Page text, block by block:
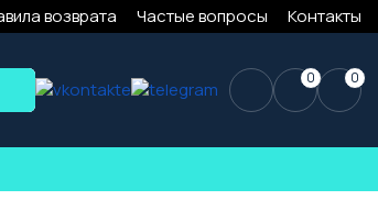
возврата Частые вопросы Контакты
0 0